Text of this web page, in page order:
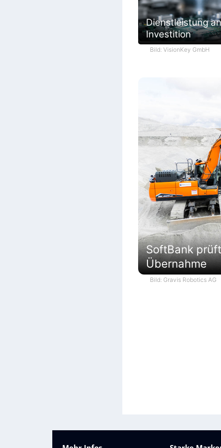
Dienstleistung
Investition
Bild: VisionKey GmbH
SoftBank
Übernahme
Bild: Gravis Robotics AG